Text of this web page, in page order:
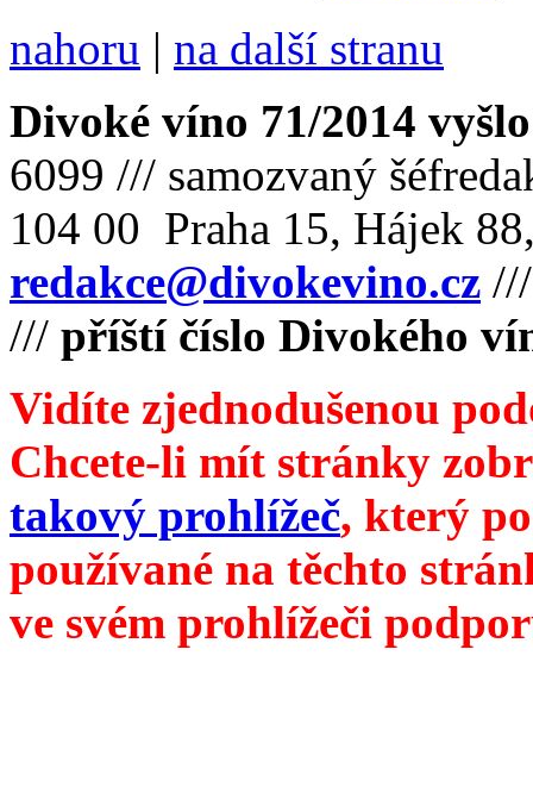
nahoru | na další stranu
Divoké víno 71/2014
6099 /// samozvaný
104 00 Praha 15, Hájek
redakce@divokevino.cz
/// příští číslo Divokého
Vidíte zjednodušenou
Chcete-li mít stránky
takový prohlížeč, který
používané na těchto
ve svém prohlížeči